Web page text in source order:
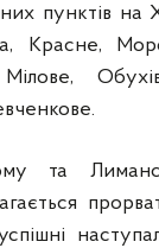
пунктів
Красне,
та